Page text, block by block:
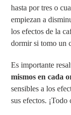
hasta por tres o
empiezan a
los efectos de la
dormir si tomo un
Es importante
mismos en cada
sensibles a los
sus efectos.